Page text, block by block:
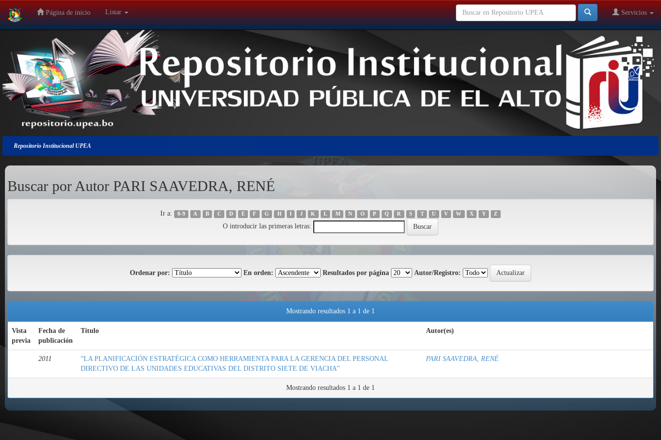
Salir
navegación
Página de inicio Listar Servicios
Repositorio Institucional UPEA
Buscar por Autor PARI SAAVEDRA, RENÉ
Ir a: 0-9 A B C D E F G H I J K L M N O P Q R S T U V W X Y Z
O introducir las primeras letras:
Ordenar por: En orden: Resultados por página Autor/Registro:
Mostrando resultados 1 a 1 de 1
Vista
previa
Fecha de
publicación
Título Autor(es)
2011
“LA PLANIFICACIÓN ESTRATÉGICA COMO HERRAMIENTA PARA LA GERENCIA DEL PERSONAL
DIRECTIVO DE LAS UNIDADES EDUCATIVAS DEL DISTRITO SIETE DE VIACHA”
PARI SAAVEDRA, RENÉ
Mostrando resultados 1 a 1 de 1